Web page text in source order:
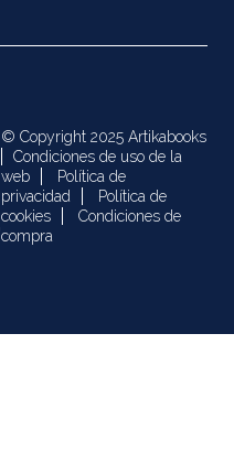
© Copyright 2025 Artikabooks
Condiciones de uso de la
web
Política de
privacidad
Política de
cookies
Condiciones de
compra